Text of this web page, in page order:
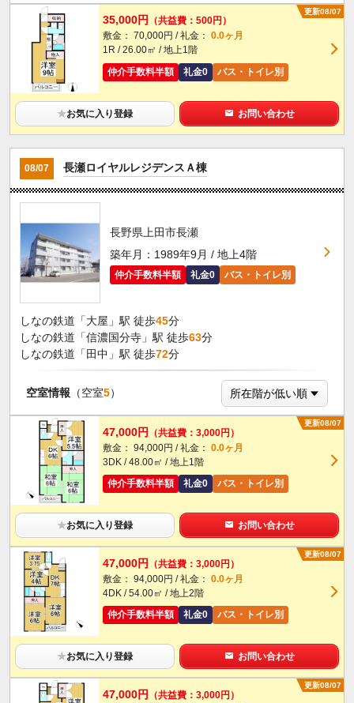
更新08/07
35,000円
（共益費：500円）
敷金： 70,000円 / 礼金： 0.0ヶ月
1R / 26.00㎡ / 地上1階
仲介手数料半額
礼金0 バス・トイレ別
★お気に入り登録 お問い合わせ
08/07 長瀬ロイヤルレジデンスＡ棟
長野県上田市長瀬
築年月：1989年9月 / 地上4階
仲介手数料半額 礼金0 バス・トイレ別
しなの鉄道「大屋」駅 徒歩45分
しなの鉄道「信濃国分寺」駅 徒歩63分
しなの鉄道「田中」駅 徒歩72分
空室情報 （空室5）
更新08/07
47,000円 （共益費：3,000円）
敷金： 94,000円 / 礼金： 0.0ヶ月
3DK / 48.00㎡ / 地上1階
仲介手数料半額
礼金0 バス・トイレ別
★お気に入り登録 お問い合わせ
更新08/07
47,000円 （共益費：3,000円）
敷金： 94,000円 / 礼金： 0.0ヶ月
4DK / 54.00㎡ / 地上2階
仲介手数料半額
礼金0 バス・トイレ別
★お気に入り登録 お問い合わせ
更新08/07
47,000円 （共益費：3,000円）